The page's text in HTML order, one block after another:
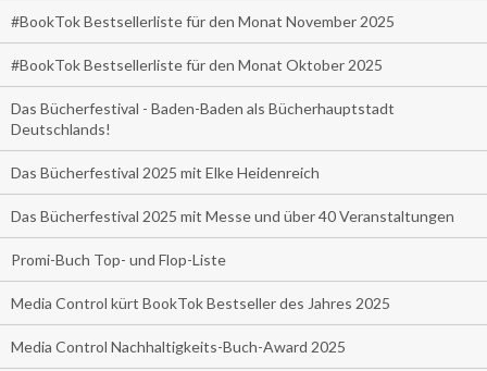
#BookTok Bestsellerliste für den Monat November 2025
#BookTok Bestsellerliste für den Monat Oktober 2025
Das Bücherfestival - Baden-Baden als Bücherhauptstadt
Deutschlands!
Das Bücherfestival 2025 mit Elke Heidenreich
Das Bücherfestival 2025 mit Messe und über 40 Veranstaltungen
Promi-Buch Top- und Flop-Liste
Media Control kürt BookTok Bestseller des Jahres 2025
Media Control Nachhaltigkeits-Buch-Award 2025